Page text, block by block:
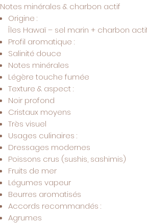
Notes minérales & charbon actif
Origine :
Îles Hawaï – sel marin + charbon
Profil aromatique :
Salinité douce
Notes minérales
Légère touche fumée
Texture & aspect :
Noir profond
Cristaux moyens
Très visuel
Usages culinaires :
Dressages modernes
Poissons crus (sushis, sashimis)
Fruits de mer
Légumes vapeur
Beurres aromatisés
Accords recommandés :
Agrumes